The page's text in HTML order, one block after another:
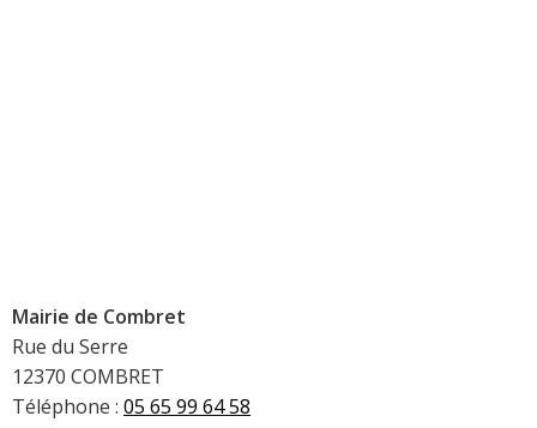
Mairie de Combret
Rue du Serre
12370 COMBRET
Téléphone : 05 65 99 64 58